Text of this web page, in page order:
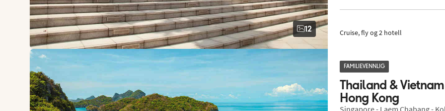
12 Cruise, fly og 2 hotell
FAMILIEVENNLIG
Thailand &
Hong Kong
Singapore - Laem Chabang -